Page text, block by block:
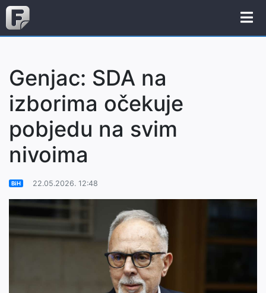
Genjac: SDA na
izborima očekuje
pobjedu na svim
nivoima
BiH 22.05.2026. 12:48